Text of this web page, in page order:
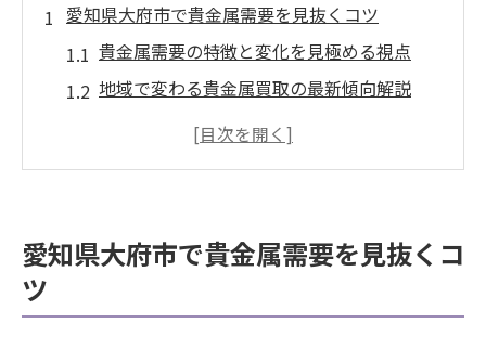
愛知県大府市で貴金属需要を見抜くコツ
貴金属需要の特徴と変化を見極める視点
地域で変わる貴金属買取の最新傾向解説
大府市における貴金属需要の動向を探る
貴金属の相場推移から読み解く売却戦略
貴金属相場推移の基礎知識と分析ポイント
24金相場の動向で売却戦略を練るコツ
愛知県大府市で貴金属需要を見抜くコ
ツ